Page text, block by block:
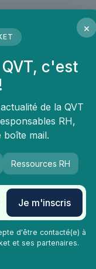
être employés
de vie au
le bien-
×
c'est
de la QVT
RH,
boîte mail.
Ressources RH
Je m'inscris
d'être contacté(e) à
et ses partenaires.